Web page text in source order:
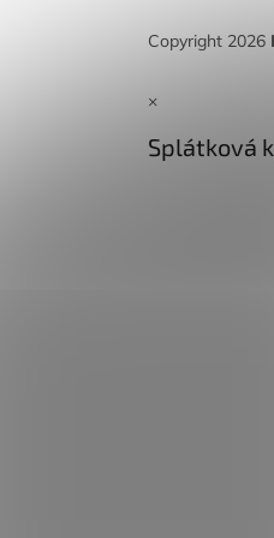
Copyright 2026
×
Splátková